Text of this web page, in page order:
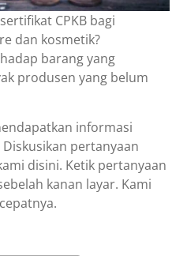
CPKB bagi
dan kosmetik?
barang yang
produsen yang belum
informasi
pertanyaan
disini. Ketik pertanyaan
kanan layar. Kami